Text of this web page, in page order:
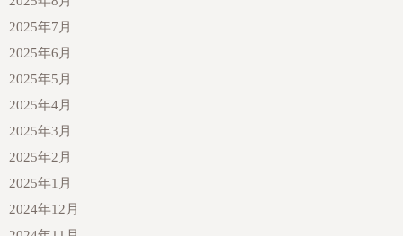
2025年7月
2025年6月
2025年5月
2025年4月
2025年3月
2025年2月
2025年1月
2024年12月